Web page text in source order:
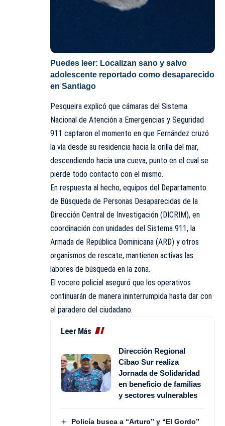
Puedes leer: Localizan sano y salvo
adolescente reportado como desaparecido
en Santiago
Pesqueira explicó que cámaras del Sistema
Nacional de Atención a Emergencias y Seguridad
911 captaron el momento en que Fernández cruzó
la vía desde su residencia hacia la orilla del mar,
descendiendo hacia una cueva, punto en el cual se
pierde todo contacto con el mismo.
En respuesta al hecho, equipos del Departamento
de Búsqueda de Personas Desaparecidas de la
Dirección Central de Investigación (DICRIM), en
coordinación con unidades del Sistema 911, la
Armada de República Dominicana (ARD) y otros
organismos de rescate, mantienen activas las
labores de búsqueda en la zona.
El vocero policial aseguró que los operativos
continuarán de manera ininterrumpida hasta dar con
el paradero del ciudadano.
Leer Más
Dirección Regional
Cibao Sur realiza
Jornada de Solidaridad
en beneficio de familias
y sectores vulnerables
Policía busca a “Arturo” y “El Gordo”